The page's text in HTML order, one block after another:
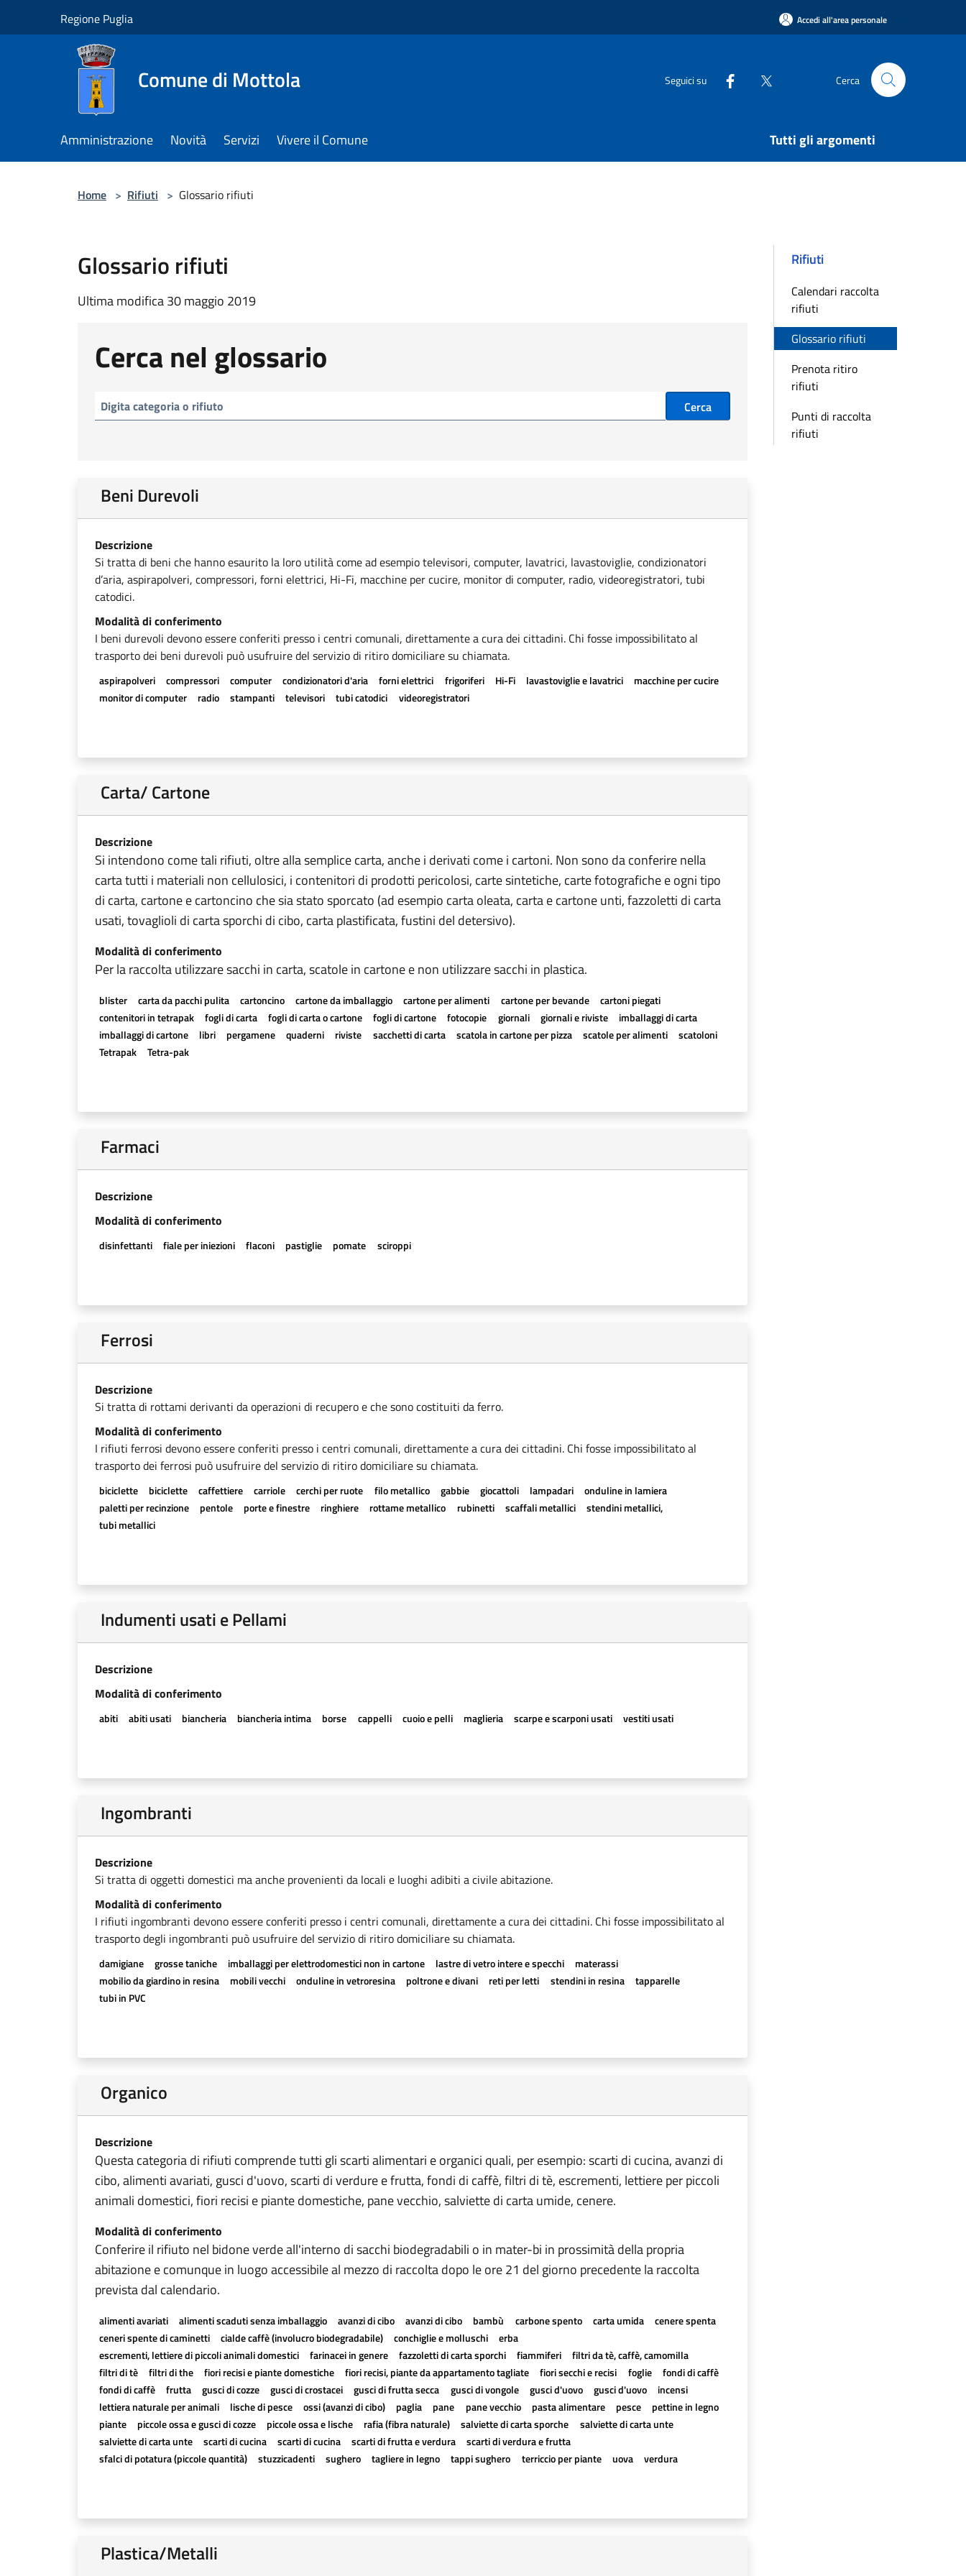
Regione Puglia Accedi all'area personale
Comune di Mottola Seguici su Cerca
Amministrazione Novità Servizi Vivere il Comune Tutti gli argomenti
Home > Rifiuti > Glossario rifiuti
Glossario rifiuti
Ultima modifica 30 maggio 2019
Cerca nel glossario
Cerca
Beni Durevoli
Descrizione
Si tratta di beni che hanno esaurito la loro utilità come ad esempio televisori, computer, lavatrici, lavastoviglie, condizionatori
d’aria, aspirapolveri, compressori, forni elettrici, Hi-Fi, macchine per cucire, monitor di computer, radio, videoregistratori, tubi
catodici.
Modalità di conferimento
I beni durevoli devono essere conferiti presso i centri comunali, direttamente a cura dei cittadini. Chi fosse impossibilitato al
trasporto dei beni durevoli può usufruire del servizio di ritiro domiciliare su chiamata.
aspirapolveri compressori computer condizionatori d'aria forni elettrici frigoriferi Hi-Fi lavastoviglie e lavatrici
macchine per cucire
monitor di computer
radio stampanti televisori tubi catodici videoregistratori
Carta/ Cartone
Descrizione
Si intendono come tali rifiuti, oltre alla semplice carta, anche i derivati come i cartoni. Non sono da conferire nella
carta tutti i materiali non cellulosici, i contenitori di prodotti pericolosi, carte sintetiche, carte fotografiche e ogni tipo
di carta, cartone e cartoncino che sia stato sporcato (ad esempio carta oleata, carta e cartone unti, fazzoletti di carta
usati, tovaglioli di carta sporchi di cibo, carta plastificata, fustini del detersivo).
Modalità di conferimento
Per la raccolta utilizzare sacchi in carta, scatole in cartone e non utilizzare sacchi in plastica.
blister carta da pacchi pulita cartoncino cartone da imballaggio cartone per alimenti cartone per bevande
cartoni piegati
contenitori in tetrapak
fogli di carta fogli di carta o cartone fogli di cartone fotocopie giornali giornali e riviste
imballaggi di carta
imballaggi di cartone
libri pergamene quaderni riviste sacchetti di carta scatola in cartone per pizza scatole per alimenti
scatoloni
Tetrapak
Tetra-pak
Farmaci
Descrizione
Modalità di conferimento
disinfettanti fiale per iniezioni flaconi pastiglie pomate sciroppi
Ferrosi
Descrizione
Si tratta di rottami derivanti da operazioni di recupero e che sono costituiti da ferro.
Modalità di conferimento
I rifiuti ferrosi devono essere conferiti presso i centri comunali, direttamente a cura dei cittadini. Chi fosse impossibilitato al
trasporto dei ferrosi può usufruire del servizio di ritiro domiciliare su chiamata.
biciclette biciclette caffettiere carriole cerchi per ruote filo metallico gabbie giocattoli lampadari
onduline in lamiera
paletti per recinzione
pentole porte e finestre ringhiere rottame metallico rubinetti scaffali metallici
stendini metallici,
tubi metallici
Indumenti usati e Pellami
Descrizione
Modalità di conferimento
abiti abiti usati biancheria biancheria intima borse cappelli cuoio e pelli maglieria scarpe e scarponi usati vestiti usati
Ingombranti
Descrizione
Si tratta di oggetti domestici ma anche provenienti da locali e luoghi adibiti a civile abitazione.
Modalità di conferimento
I rifiuti ingombranti devono essere conferiti presso i centri comunali, direttamente a cura dei cittadini. Chi fosse impossibilitato al
trasporto degli ingombranti può usufruire del servizio di ritiro domiciliare su chiamata.
damigiane grosse taniche imballaggi per elettrodomestici non in cartone lastre di vetro intere e specchi
materassi
mobilio da giardino in resina
mobili vecchi onduline in vetroresina poltrone e divani reti per letti stendini in resina
tapparelle
tubi in PVC
Organico
Descrizione
Questa categoria di rifiuti comprende tutti gli scarti alimentari e organici quali, per esempio: scarti di cucina, avanzi di
cibo, alimenti avariati, gusci d'uovo, scarti di verdure e frutta, fondi di caffè, filtri di tè, escrementi, lettiere per piccoli
animali domestici, fiori recisi e piante domestiche, pane vecchio, salviette di carta umide, cenere.
Modalità di conferimento
Conferire il rifiuto nel bidone verde all'interno di sacchi biodegradabili o in mater-bi in prossimità della propria
abitazione e comunque in luogo accessibile al mezzo di raccolta dopo le ore 21 del giorno precedente la raccolta
prevista dal calendario.
alimenti avariati alimenti scaduti senza imballaggio avanzi di cibo avanzi di cibo bambù carbone spento carta umida
cenere spenta
ceneri spente di caminetti
cialde caffè (involucro biodegradabile) conchiglie e molluschi
erba
escrementi, lettiere di piccoli animali domestici
farinacei in genere fazzoletti di carta sporchi fiammiferi
filtri da tè, caffè, camomilla
filtri di tè
filtri di the fiori recisi e piante domestiche fiori recisi, piante da appartamento tagliate fiori secchi e recisi foglie
fondi di caffè
fondi di caffè
frutta gusci di cozze gusci di crostacei gusci di frutta secca gusci di vongole gusci d'uovo gusci d'uovo
incensi
lettiera naturale per animali
lische di pesce ossi (avanzi di cibo) paglia pane pane vecchio pasta alimentare pesce
pettine in legno
piante
piccole ossa e gusci di cozze piccole ossa e lische rafia (fibra naturale) salviette di carta sporche
salviette di carta unte
salviette di carta unte
scarti di cucina scarti di cucina scarti di frutta e verdura
scarti di verdura e frutta
sfalci di potatura (piccole quantità)
stuzzicadenti sughero tagliere in legno tappi sughero terriccio per piante uova verdura
Plastica/Metalli
Rifiuti
Calendari raccolta
rifiuti
Glossario rifiuti
Prenota ritiro
rifiuti
Punti di raccolta
rifiuti